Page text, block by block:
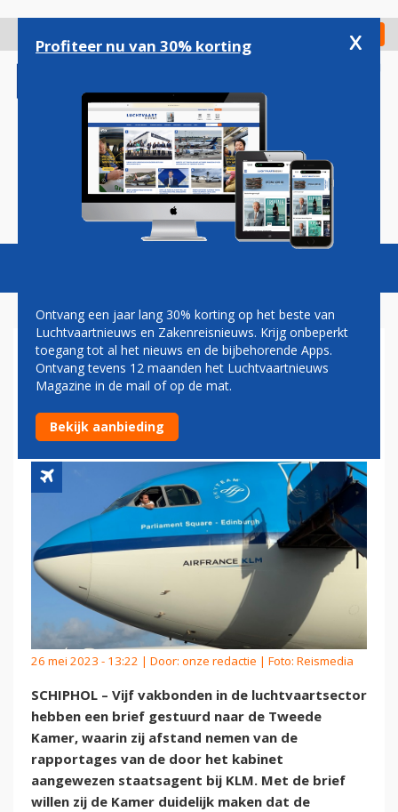
gaan
Check in
Magazine Podcasts Vacatures
VAKBONDEN HALEN IN BRIEF
AAN DE KAMER UIT NAAR
STAATSAGENT KLM
26 mei 2023 - 13:22 | Door: onze redactie | Foto: Reismedia
SCHIPHOL – Vijf vakbonden in de luchtvaartsector
hebben een brief gestuurd naar de Tweede
Kamer, waarin zij afstand nemen van de
rapportages van de door het kabinet
aangewezen staatsagent bij KLM. Met de brief
willen zij de Kamer duidelijk maken dat de
Profiteer nu van 30% korting x
Ontvang een jaar lang 30% korting op het beste van
Luchtvaartnieuws en Zakenreisnieuws. Krijg onbeperkt
toegang tot al het nieuws en de bijbehorende Apps.
Ontvang tevens 12 maanden het Luchtvaartnieuws
Magazine in de mail of op de mat.
Bekijk aanbieding